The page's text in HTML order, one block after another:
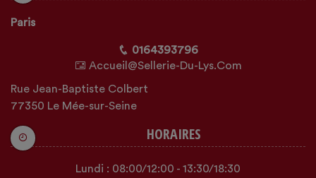
Paris
0164393796
Accueil@sellerie-Du-Lys.com
Rue Jean-Baptiste Colbert
77350 Le Mée-sur-Seine
HORAIRES
Lundi : 08:00/12:00 - 13:30/18:30